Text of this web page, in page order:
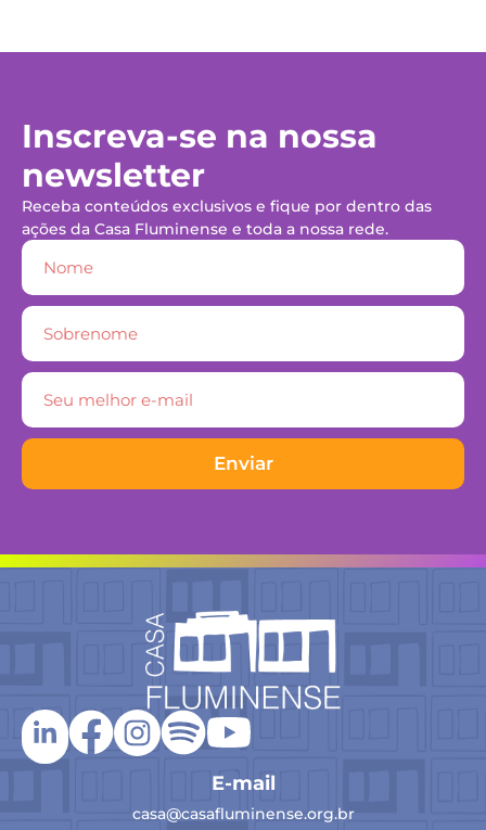
Inscreva-se na nossa
newsletter
Receba conteúdos exclusivos e fique por dentro das
ações da Casa Fluminense e toda a nossa rede.
Enviar
E-mail
casa@casafluminense.org.br